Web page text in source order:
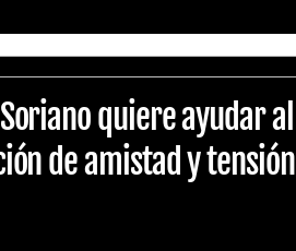
quiere ayudar al
de amistad y tensión